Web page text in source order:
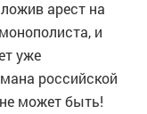
арест на
и
уже
российской
может быть!